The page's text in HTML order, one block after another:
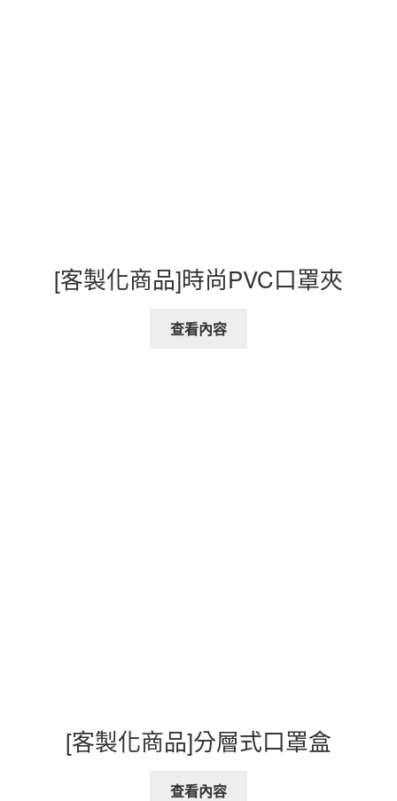
[客製化商品]時尚PVC口罩夾
查看內容
[客製化商品]分層式口罩盒
查看內容